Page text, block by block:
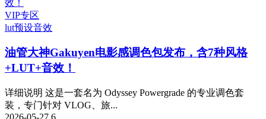
VIP专区
lut预设音效
油管大神Gakuyen电影感调色包发布，含7种风格
+LUT+音效！
详细说明 这是一套名为 Odyssey Powergrade 的专业调色套
装，专门针对 VLOG、旅...
2026-05-27 6